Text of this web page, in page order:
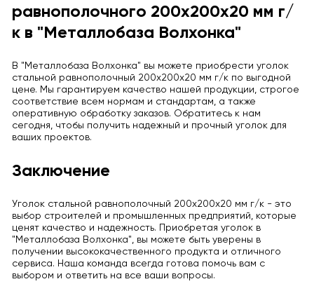
равнополочного 200x200x20 мм г/
к в "Металлобаза Волхонка"
В "Металлобаза Волхонка" вы можете приобрести уголок
стальной равнополочный 200x200x20 мм г/к по выгодной
цене. Мы гарантируем качество нашей продукции, строгое
соответствие всем нормам и стандартам, а также
оперативную обработку заказов. Обратитесь к нам
сегодня, чтобы получить надежный и прочный уголок для
ваших проектов.
Заключение
Уголок стальной равнополочный 200x200x20 мм г/к - это
выбор строителей и промышленных предприятий, которые
ценят качество и надежность. Приобретая уголок в
"Металлобаза Волхонка", вы можете быть уверены в
получении высококачественного продукта и отличного
сервиса. Наша команда всегда готова помочь вам с
выбором и ответить на все ваши вопросы.